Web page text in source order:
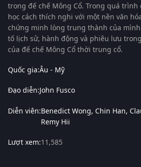
trong đế chế Mông Cổ. Trong quá trình
học cách thích nghi với một nền văn
chứng minh lòng trung thành của
tố lịch sử, hành động và phiêu lưu
của đế chế Mông Cổ thời trung cổ.
Quốc gia:Âu - Mỹ
Đạo diễn:John Fusco
Diễn viên:Benedict Wong Chin Han
Remy Hii
Lượt xem:11,585